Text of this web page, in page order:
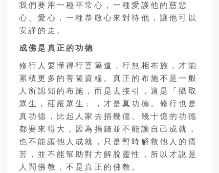
我們要用一種平常心，一種愛護他的慈悲
心、愛心，一種恭敬心來對待他，讓他可以
安詳的走。
成佛是真正的功德
修行人要懂得行菩薩道，行無相布施，才能
累積更多的菩薩資糧。真正的布施不是一般
人所認知的布施，而是去接引，這是「攝取
眾生，莊嚴眾生」，才是真功德。修行也是
真功德，比起人家去捐幾億、幾十億的功德
都要來得大，因為捐錢並不能讓自己成就，
也不能讓他人成就，只是暫時解救他人的痛
苦，並不能幫助對方解脫靈性，所以才說是
人間佛教，不是真正的佛教。